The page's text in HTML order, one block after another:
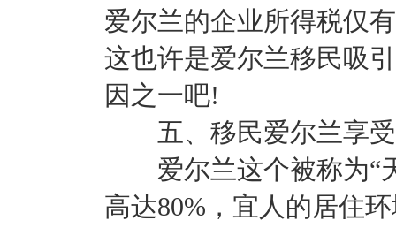
爱尔兰的企业所得税仅
这也许是爱尔兰移民吸
因之一吧!
五、移民爱尔兰享受
爱尔兰这个被称为“
高达80%，宜人的居住